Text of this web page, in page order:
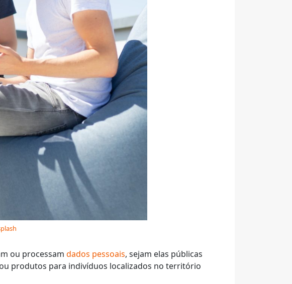
ou processam dados pessoais, sejam elas públicas
produtos para indivíduos localizados no território